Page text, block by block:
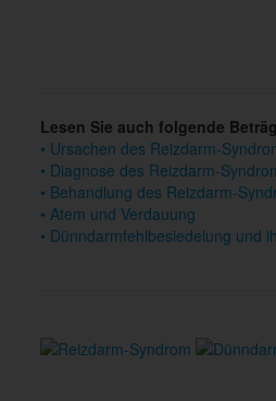
Lesen Sie auch folgende
• Ursachen des Reizdarm-
• Diagnose des Reizdarm-
• Behandlung des Reizdarm-
• Atem und Verdauung
• Dünndarmfehlbesiedelung und